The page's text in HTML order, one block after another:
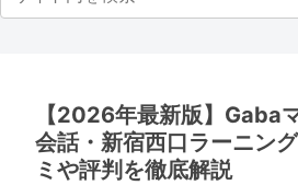
【2026年最新版】Gaba
会話・新宿西口ラーニン
ミや評判を徹底解説